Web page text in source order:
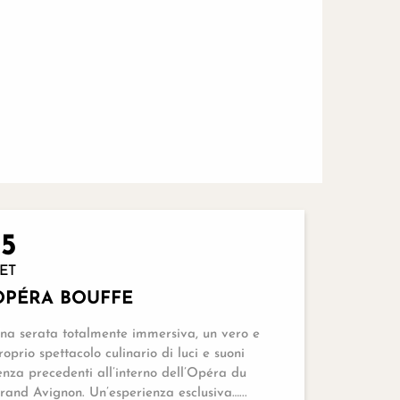
BOUFFE
serata totalmente immersiva, un vero e
spettacolo culinario di luci e suoni
precedenti all’interno dell’Opéra du
Avignon. Un’esperienza esclusiva…...